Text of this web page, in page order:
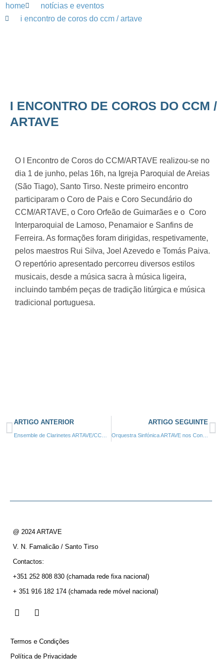
home
notícias e eventos
i encontro de coros do ccm / artave
I ENCONTRO DE COROS DO CCM /
ARTAVE
O I Encontro de Coros do CCM/ARTAVE realizou-se no
dia 1 de junho, pelas 16h, na Igreja Paroquial de Areias
(São Tiago), Santo Tirso. Neste primeiro encontro
participaram o Coro de Pais e Coro Secundário do
CCM/ARTAVE, o Coro Orfeão de Guimarães e o Coro
Interparoquial de Lamoso, Penamaior e Sanfins de
Ferreira. As formações foram dirigidas, respetivamente,
pelos maestros Rui Silva, Joel Azevedo e Tomás Paiva.
O repertório apresentado percorreu diversos estilos
musicais, desde a música sacra à música ligeira,
incluindo também peças de tradição litúrgica e música
tradicional portuguesa.
ARTIGO ANTERIOR ARTIGO SEGUINTE
Orquestra Sinfónica ARTAVE nos Concertos Promenade da Casa das Artes de Vila Nova de Famalicão
@ 2024 ARTAVE
V. N. Famalicão / Santo Tirso
Contactos:
+351 252 808 830 (chamada rede fixa nacional)
+ 351 916 182 174 (chamada rede móvel nacional)
Termos e Condições
Política de Privacidade